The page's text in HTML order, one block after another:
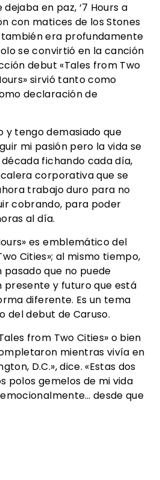
en paz, ‘7 Hours a
con matices de los Stones
también era profundamente
se convirtió en la canción
debut «Tales from Two
sirvió tanto como
declaración de
y tengo demasiado que
mi pasión pero la vida se
fichando cada día,
corporativa que se
trabajo duro para no
cobrando, para poder
al día.
es emblemático del
Cities»; al mismo tiempo,
que no puede
presente y futuro que está
diferente. Es un tema
del debut de Caruso.
from Two Cities» o bien
mientras vivía en
D.C.», dice. «Estas dos
polos gemelos de mi vida
desde que